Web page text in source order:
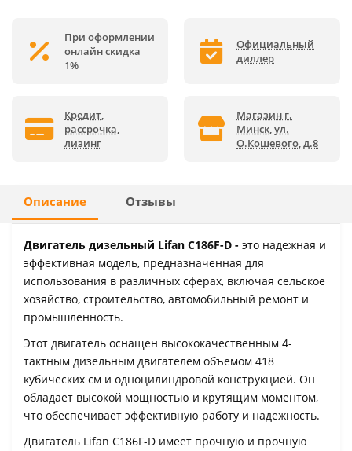
При оформлении
онлайн скидка
1%
Официальный
диллер
Кредит,
рассрочка,
лизинг
Магазин г.
Минск, ул.
О.Кошевого, д.8
Описание Отзывы
Двигатель дизельный Lifan C186F-D - это надежная и
эффективная модель, предназначенная для
использования в различных сферах, включая сельское
хозяйство, строительство, автомобильный ремонт и
промышленность.
Этот двигатель оснащен высококачественным 4-
тактным дизельным двигателем объемом 418
кубических см и одноцилиндровой конструкцией. Он
обладает высокой мощностью и крутящим моментом,
что обеспечивает эффективную работу и надежность.
Двигатель Lifan C186F-D имеет прочную и прочную